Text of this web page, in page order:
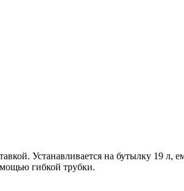
Устанавливается на бутылку 19 л,
гибкой трубки.